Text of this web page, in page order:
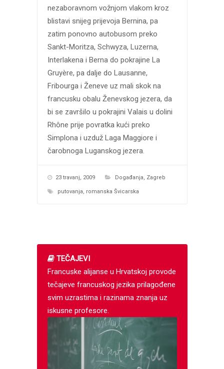
nezaboravnom vožnjom vlakom kroz
blistavi snijeg prijevoja Bernina, pa
zatim ponovno autobusom preko
Sankt-Moritza, Schwyza, Luzerna,
Interlakena i Berna do pokrajine La
Gruyère, pa dalje do Lausanne,
Fribourga i Ženeve uz mali skok na
francusku obalu Ženevskog jezera, da
bi se završilo u pokrajini Valais u dolini
Rhône prije povratka kući preko
Simplona i uzduž Laga Maggiore i
čarobnoga Luganskog jezera.
23 travanj, 2009 Događanja, Zagreb
putovanja, romanska Švicarska
TEČAJEVI
Francuske alijanse u Hrvatskoj provode
tečajeve francuskog jezika prilagođene
svim uzrastima i razinama znanja uz
iskusne profesore.